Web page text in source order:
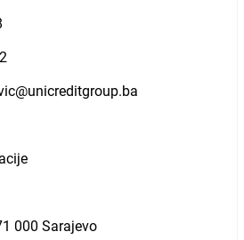
000 Sarajevo